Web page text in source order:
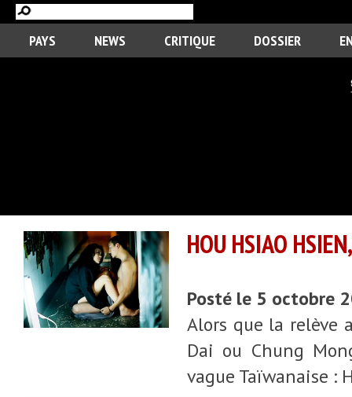
PAYS NEWS CRITIQUE DOSSIER
HOU HSIAO
Posté le 5 octobre
Alors que la relève
Dai ou Chung
vague Taïwanaise :